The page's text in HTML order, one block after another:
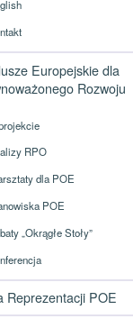
Europejskie dla
Rozwoju
RPO
dla POE
POE
„Okrągłe Stoły”
Reprezentacji POE